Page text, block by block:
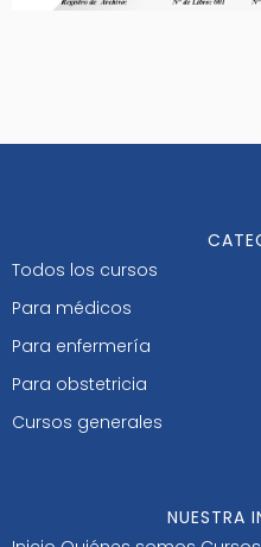
Todos los cursos
Para médicos
Para enfermería
Para obstetricia
Cursos generales
NUESTRA